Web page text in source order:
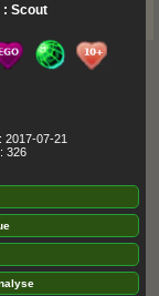
: Scout
2017-07-21
326